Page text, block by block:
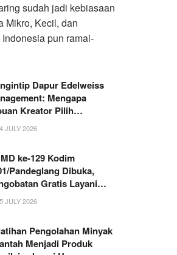
sudah jadi kebiasaan
Mikro, Kecil, dan
pun ramai-
Dapur Edelweiss
Mengapa
Kreator Pilih
untuk Melejitkan
JULY 2026
ke-129 Kodim
Pandeglang Dibuka,
Gratis Layani
Warga di Kecamatan
JULY 2026
Pengolahan Minyak
Menjadi Produk